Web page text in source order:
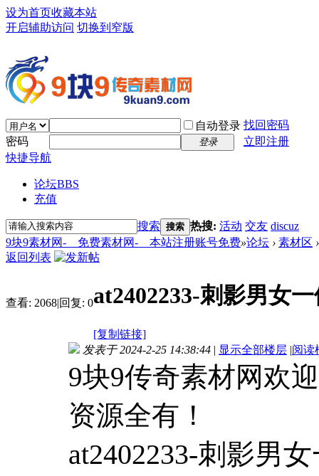
设为首页收藏本站
开启辅助访问 切换到窄版
自动登录 找回密码
密码
登录
立即注册
快捷导航
论坛BBS
充值
搜索 搜索 热搜: 活动 交友 discuz
9块9素材网-＿免费素材网-＿本站注册账号免费»论坛 › 素材区 ›
返回列表
查看: 2068|回复: 0at2402233-刺影男女
[复制链接]
发表于 2024-2-25 14:38:44 | 显示全部楼层 |阅读
9块9传奇素材网欢
资源全有！
at2402233-刺影男